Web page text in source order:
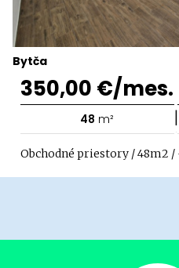
Bytča
350,00 €/mes.
48 m² |
Obchodné priestory / 48m2 /